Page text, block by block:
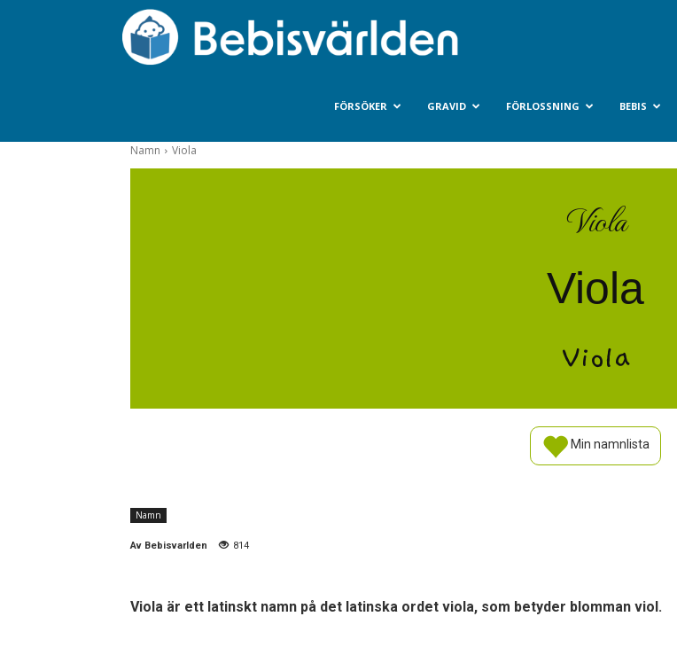
FÖRSÖKER GRAVID FÖRLOSSNING BEBIS
Namn Viola
Viola
Viola
Viola
Min namnlista
Namn
Av Bebisvarlden 814
Viola är ett latinskt namn på det latinska ordet viola, som betyder blomman viol.